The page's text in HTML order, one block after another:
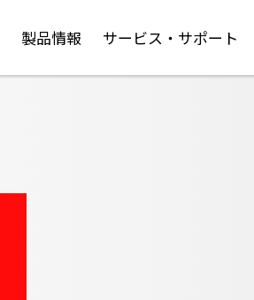
製品情報 サービス・サポート